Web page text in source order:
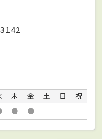
木 金 土 日
祝
● ● － － －